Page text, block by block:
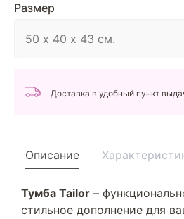
Размер
Доставка в удобный пункт
Описание
Тумба Tailor –
стильное дополнение для